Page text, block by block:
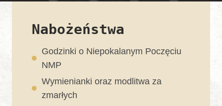
Nabożeństwa
Godzinki o Niepokalanym Poczęciu
NMP
Wymienianki oraz modlitwa za
zmarłych